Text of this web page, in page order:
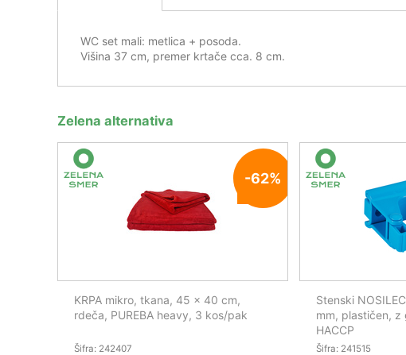
WC set mali: metlica + posoda.
Višina 37 cm, premer krtače cca. 8 cm.
Zelena alternativa
-62%
KRPA mikro, tkana, 45 x 40 cm,
rdeča, PUREBA heavy, 3 kos/pak
Šifra: 242407
Stenski
mm, plastičen, z
HACCP
Šifra: 241515